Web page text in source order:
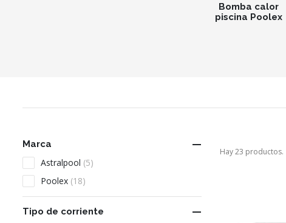
Bomba calor
piscina Poolex
Marca 
Astralpool (5)
Poolex (18)
Tipo de corriente 
Hay 23 productos.